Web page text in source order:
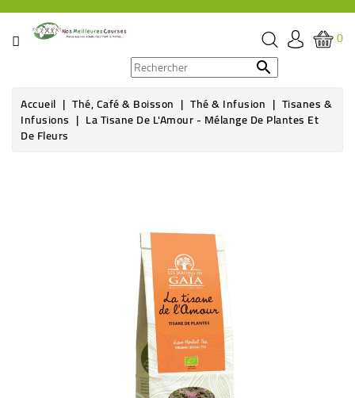
CATÉGORIE
ÉPICERIE
0

Accueil Thé, Café & Boisson Thé & Infusion Tisanes &
Infusions La Tisane De L'Amour - Mélange De Plantes Et
De Fleurs